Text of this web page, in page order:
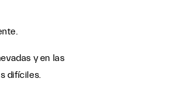
y en las
difíciles.